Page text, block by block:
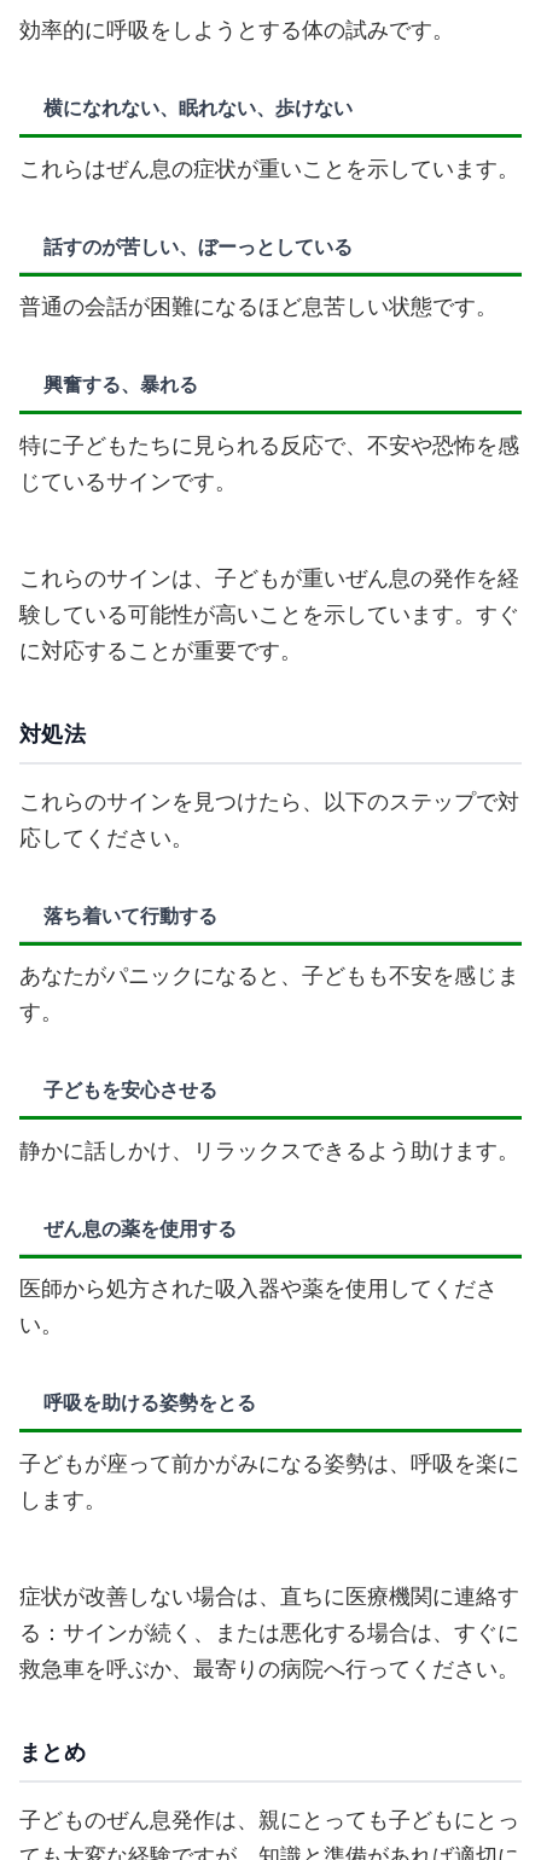
効率的に呼吸をしようとする体の試みです。
横になれない、眠れない、歩けない
これらはぜん息の症状が重いことを示しています。
話すのが苦しい、ぼーっとしている
普通の会話が困難になるほど息苦しい状態です。
興奮する、暴れる
特に子どもたちに見られる反応で、不安や恐怖を感
じているサインです。
これらのサインは、子どもが重いぜん息の発作を経
験している可能性が高いことを示しています。すぐ
に対応することが重要です。
対処法
これらのサインを見つけたら、以下のステップで対
応してください。
落ち着いて行動する
あなたがパニックになると、子どもも不安を感じま
す。
子どもを安心させる
静かに話しかけ、リラックスできるよう助けます。
ぜん息の薬を使用する
医師から処方された吸入器や薬を使用してくださ
い。
呼吸を助ける姿勢をとる
子どもが座って前かがみになる姿勢は、呼吸を楽に
します。
症状が改善しない場合は、直ちに医療機関に連絡す
る：サインが続く、または悪化する場合は、すぐに
救急車を呼ぶか、最寄りの病院へ行ってください。
まとめ
子どものぜん息発作は、親にとっても子どもにとっ